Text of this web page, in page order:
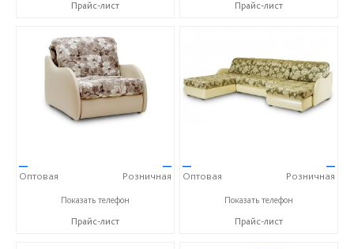
Прайс-лист
Прайс-лист
—
Оптовая
—
Розничная
+7 (968) 793-83-07
Показать телефон
Прайс-лист
—
Оптовая
—
Розничная
+7 (968) 793-83-07
Показать телефон
Прайс-лист